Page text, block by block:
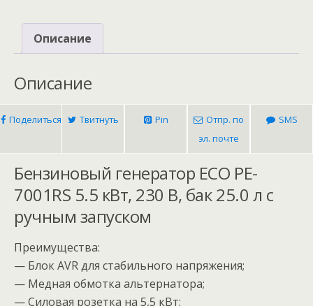
Описание
Описание
Поделиться Твитнуть Pin
Отпр. по
эл. почте
SMS
Бензиновый генератор ECO PE-
7001RS 5.5 кВт, 230 В, бак 25.0 л с
ручным запуском
Преимущества:
— Блок AVR для стабильного напряжения;
— Медная обмотка альтернатора;
— Силовая розетка на 5,5 кВт;